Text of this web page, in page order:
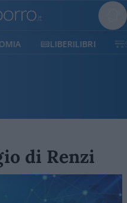
SHOP SOSTIENICI
di Renzi